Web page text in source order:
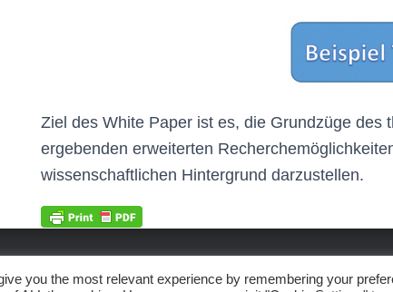
Ziel des White Paper ist es, die Grundzüge des
ergebenden erweiterten
wissenschaftlichen Hintergrund darzustellen.
IMPRESSUM RECHTLICHES & DATENSCHUTZ
you the most relevant experience by remembering your